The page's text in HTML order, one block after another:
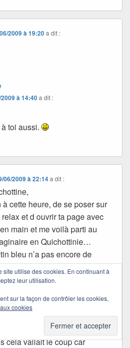
2009 à 19:20 a dit :
à 14:40a dit :
toi aussi.
06/2009 à 22:14 a dit :
à cette heure, de se poser sur
et d ouvrir ta page avec
main et me voilà parti au
en Quichottinie…
bleu n’a pas encore de
bin alors, c est pour
patient…
il fallait y songer et
attendre avec ce joli couple
cela vallait le coup car
site utilise des cookies. En continuant à
leur utilisation.
sur la façon de contrôler les cookies,
cookies